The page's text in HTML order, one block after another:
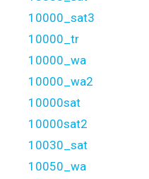
10000_sat3
10000_tr
10000_wa
10000_wa2
10000sat
10000sat2
10030_sat
10050_wa